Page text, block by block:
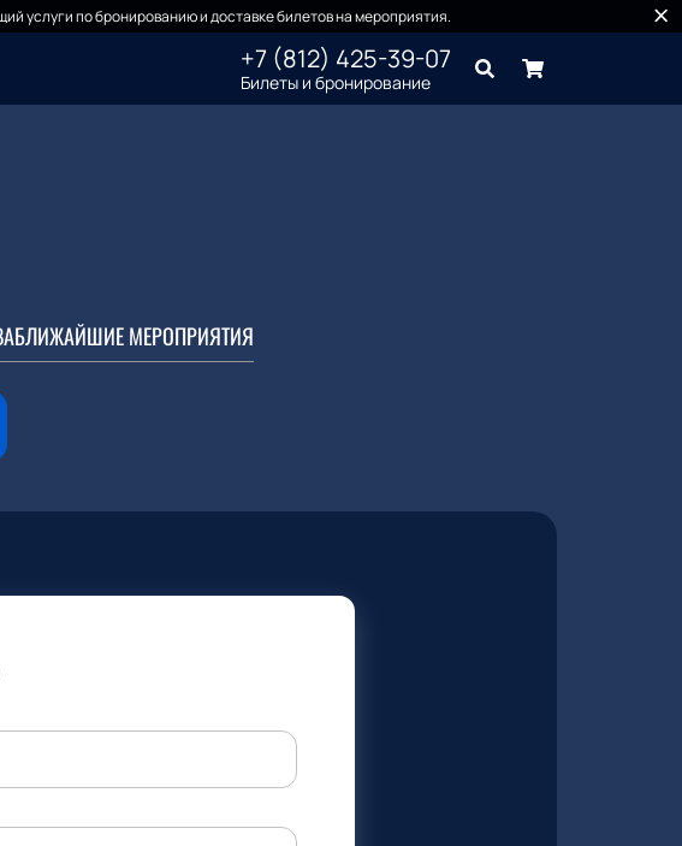
услуги по бронированию и доставке билетов на мероприятия.
+7 (812) 425-39-07
Билеты и бронирование
БЛИЖАЙШИЕ МЕРОПРИЯТИЯ